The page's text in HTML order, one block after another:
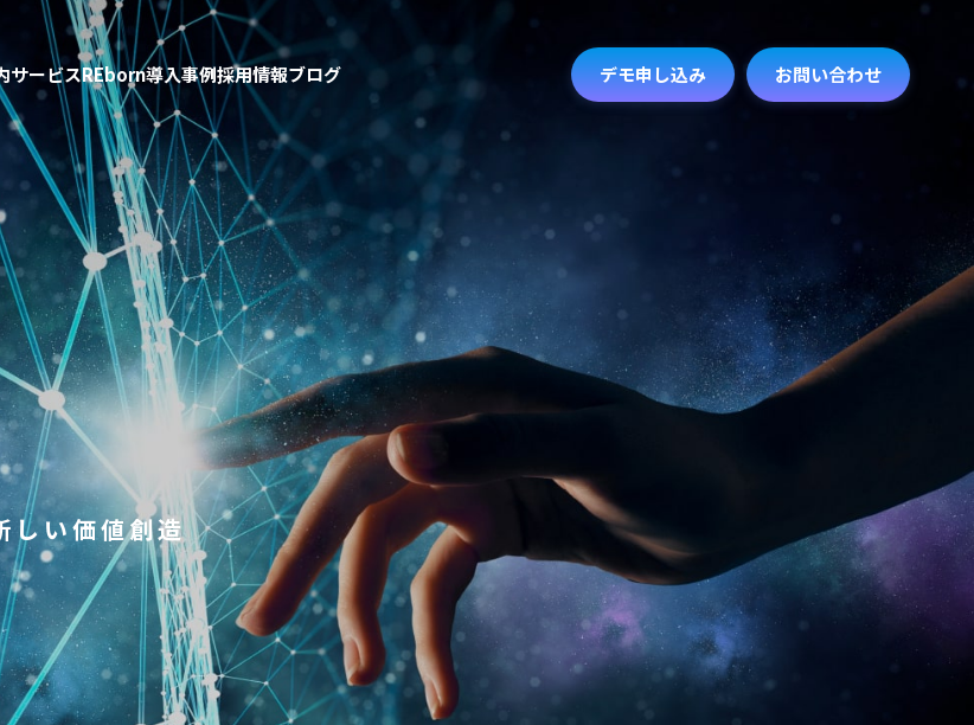
サービスREborn導入事例採用情報ブログ デモ申し込み お問い合わせ
しい価値創造